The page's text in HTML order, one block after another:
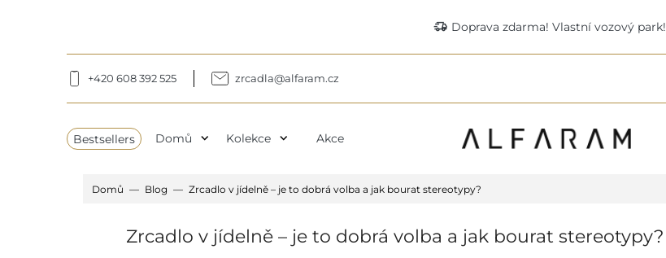
delivery_truck_speed Doprava zdarma! Vlastní vozový park!
+420 608 392 525 zrcadla@alfaram.cz
Bestsellers Domů expand_more Kolekce expand_more Akce
Domů Blog Zrcadlo v jídelně – je to dobrá volba a jak bourat stereotypy?
Zrcadlo v jídelně – je to dobrá volba a jak bourat stereotypy?